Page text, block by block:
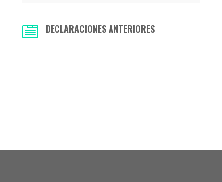
 DECLARACIONES ANTERIORES